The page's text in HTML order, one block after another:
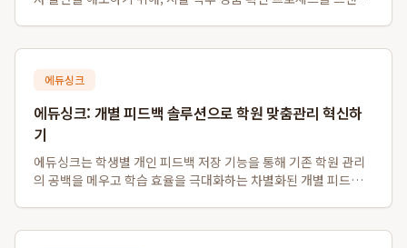
코드를 현장에서 직접 ...
에듀싱크
에듀싱크: 개별 피드백 솔루션으로 학원 맞춤관리 혁신하
기
에듀싱크는 학생별 개인 피드백 저장 기능을 통해 기존 학원 관리
의 공백을 메우고 학습 효율을 극대화하는 차별화된 개별 피드백
을 각자의 계정에 별도로 저장...